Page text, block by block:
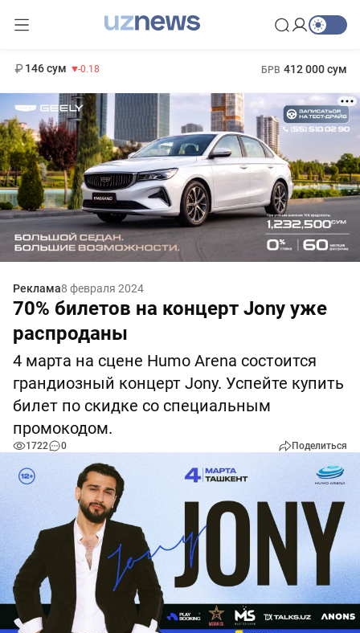
146 сум -0.18 БРВ 412 000 сум
Реклама8 февраля 2024
70% билетов на концерт Jony уже
распроданы
4 марта на сцене Humo Arena состоится
грандиозный концерт Jony. Успейте купить
билет по скидке со специальным
промокодом.
1722 0 Поделиться